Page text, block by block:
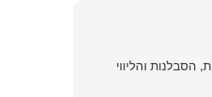
הסבלנות והליווי